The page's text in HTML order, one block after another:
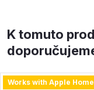
K tomuto
Works with Apple Home